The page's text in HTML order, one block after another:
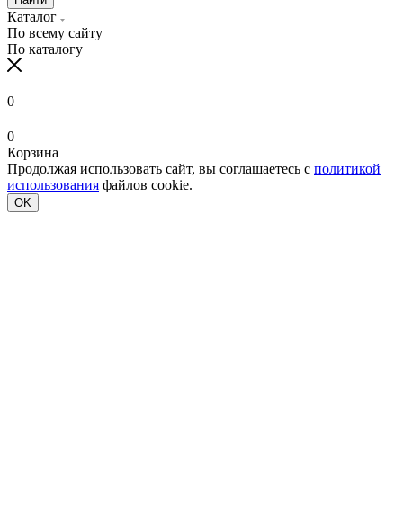
Каталог
По всему сайту
По каталогу
0
0
Корзина
Продолжая использовать сайт, вы соглашаетесь с политикой
использования файлов cookie.
OK